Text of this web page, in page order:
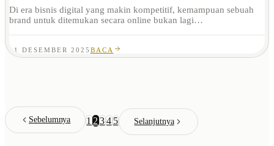
Di era bisnis digital yang makin kompetitif, kemampuan sebuah
brand untuk ditemukan secara online bukan lagi…
11 DESEMBER 2025 BACA
Sebelumnya 1 2 34 5 Selanjutnya